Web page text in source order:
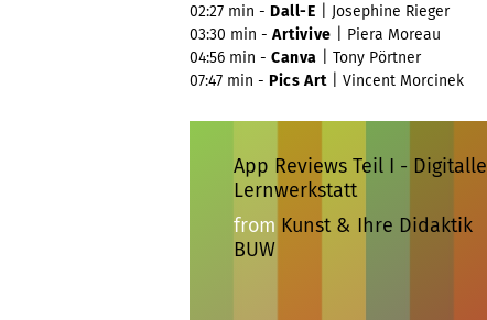
02:27 min - Dall-E | Josephine Rieger
03:30 min - Artivive | Piera Moreau
04:56 min - Canva | Tony Pörtner
07:47 min - Pics Art| Vincent Morcinek
App Reviews Teil I - Digitalle
Lernwerkstatt
from Kunst & Ihre Didaktik
BUW